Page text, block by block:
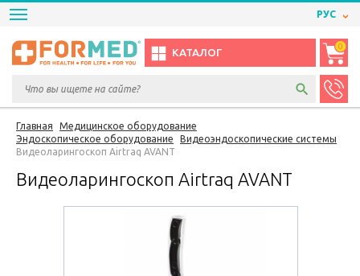
РУС
КАТАЛОГ
0
Главная
Медицинское оборудование
Эндоскопическое оборудование
Видеоэндоскопические системы
Видеоларингоскоп Airtraq AVANT
Видеоларингоскоп Airtraq AVANT